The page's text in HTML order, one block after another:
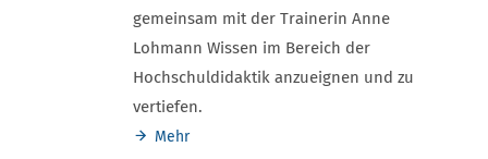
gemeinsam mit der Trainerin Anne
Lohmann Wissen im Bereich der
Hochschuldidaktik anzueignen und zu
vertiefen.
Mehr